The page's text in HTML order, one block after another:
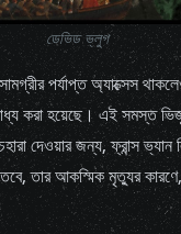
ডেভিড ভ্লুগ
পর্যাপ্ত অ্যাক্সেস
করা হয়েছে। এই সমস্ত
দেওয়ার জন্য, ফ্রান্স
তার আকস্মিক মৃত্যুর